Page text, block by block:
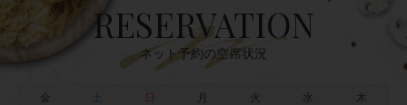
RESERVATION
ネット予約の空席状況
金 土 火 水 木